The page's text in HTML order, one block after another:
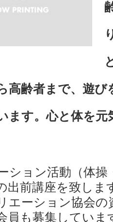
高齢者まで、遊
ます。心と体を
ション活動（体
出前講座を致しま
エーション協会
員も募集していま